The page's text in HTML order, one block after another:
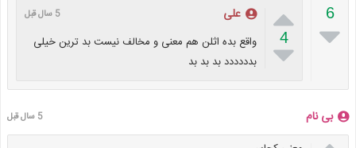
6


4

علی 5 سال قبل
واقع بده اثلن هم معنی و مخالف نیست بد ترین خیلی
بدددددد بد بد بد
بی نام 5 سال قبل